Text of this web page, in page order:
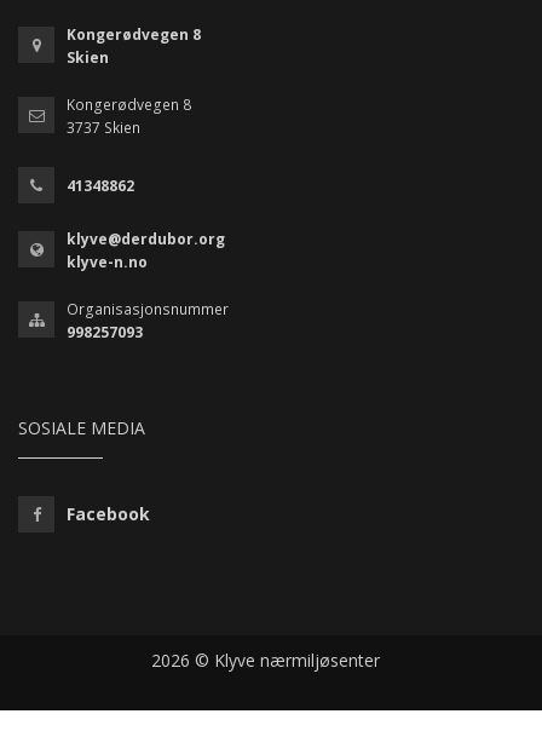
Kongerødvegen 8
Skien
Kongerødvegen 8
3737 Skien
41348862
klyve@derdubor.org
klyve-n.no
Organisasjonsnummer
998257093
SOSIALE MEDIA
Facebook
2026 © Klyve nærmiljøsenter